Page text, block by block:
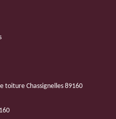
toiture Chassignelles 89160